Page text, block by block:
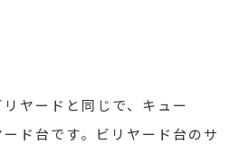
ヤードと同じで、キュー
ード台です。ビリヤード台のサ